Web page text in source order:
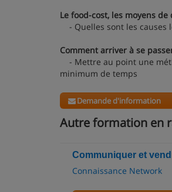
Le food-cost, les moyens de
- Quelles sont les causes
Comment arriver à se
- Mettre au point une
minimum de temps
Demande d'information
Autre formation en
Communiquer et
Connaissance Network